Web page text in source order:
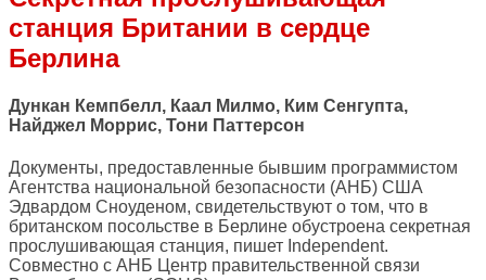
станция Британии в сердце
Берлина
Дункан Кемпбелл, Каал Милмо, Ким Сенгупта,
Найджел Моррис, Тони Паттерсон
Документы, предоставленные бывшим программистом
Агентства национальной безопасности (АНБ) США
Эдвардом Сноуденом, свидетельствуют о том, что в
британском посольстве в Берлине обустроена секретная
прослушивающая станция, пишет Independent.
Совместно с АНБ Центр правительственной связи